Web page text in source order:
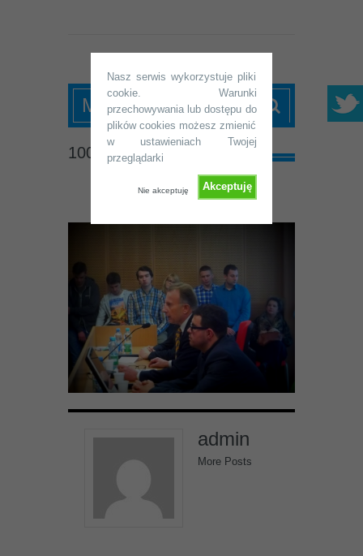
Nasz serwis wykorzystuje pliki
cookie. Warunki
przechowywania lub dostępu do
plików cookies możesz zmienić
w ustawieniach Twojej
przeglądarki
Akceptuję
Nie akceptuję
SKN "Homo Politicus"
UJK Kielce
MENU
100_0722
Udostępnij
admin
More Posts